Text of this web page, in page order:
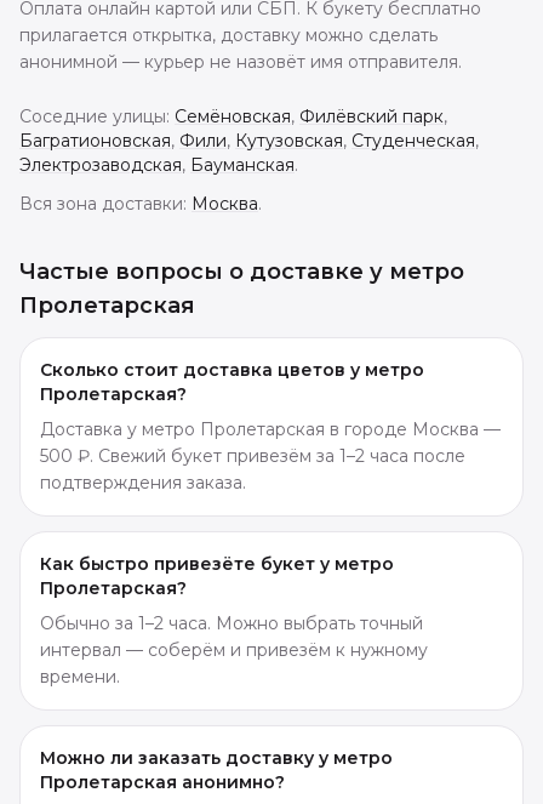
Оплата онлайн картой или СБП. К букету бесплатно
прилагается открытка, доставку можно сделать
анонимной — курьер не назовёт имя отправителя.
Соседние улицы: Семёновская, Филёвский парк,
Багратионовская, Фили, Кутузовская, Студенческая,
Электрозаводская, Бауманская.
Вся зона доставки: Москва.
Частые вопросы о доставке у метро
Пролетарская
Сколько стоит доставка цветов у метро
Пролетарская?
Доставка у метро Пролетарская в городе Москва —
500 ₽. Свежий букет привезём за 1–2 часа после
подтверждения заказа.
Как быстро привезёте букет у метро
Пролетарская?
Обычно за 1–2 часа. Можно выбрать точный
интервал — соберём и привезём к нужному
времени.
Можно ли заказать доставку у метро
Пролетарская анонимно?